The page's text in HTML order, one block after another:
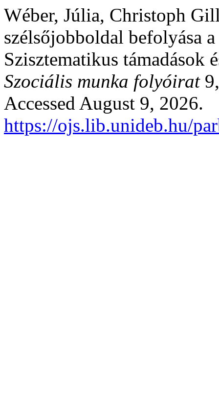
Wéber, Júlia, Christoph
szélsőjobboldal befolyása
Szisztematikus támadások
Szociális munka folyóirat9,
Accessed August 9, 2026.
https://ojs.lib.unideb.hu/